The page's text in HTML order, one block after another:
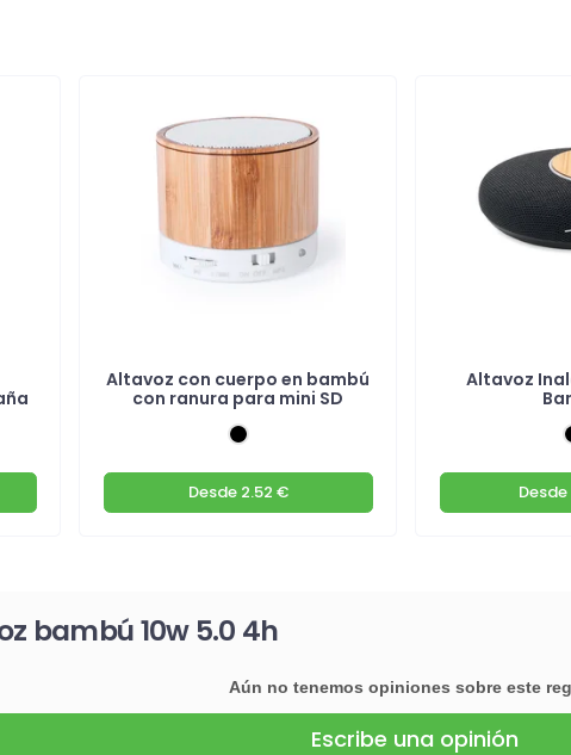
Altavoz con cuerpo en bambú
con ranura para mini SD
Desde2.52 €
Altavoz
Desde
bambú 10w 5.0 4h
Aún no tenemos opiniones sobre este
Escribe una opinión